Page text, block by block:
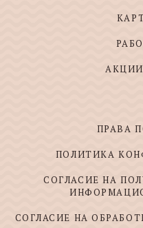
ПРАВА
ПОЛИТИКА
СОГЛАСИЕ НА
СОГЛАСИЕ НА